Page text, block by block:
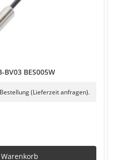
BV03 BES005W
(Lieferzeit anfragen).